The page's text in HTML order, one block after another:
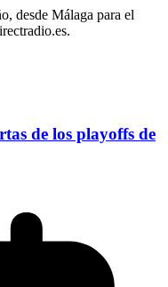
desde Málaga para el
de los playoffs de